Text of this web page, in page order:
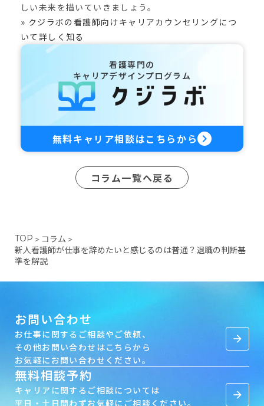
しい未来を描いていきましょう。
» クジラボの看護師向けキャリアカウンセリングにつ
いて詳しく知る
看護専門の
キャリアデザインプログラム
無料キャリア相談はこちらからkeyboard_arrow_right
コラム一覧へ戻る
TOP ＞ コラム ＞
新人看護師が仕事を辞めたいと感じるのは普通？退職の判断基
準を解説
お問い合わせ
お仕事に関するご相談やご依頼、
その他お問い合わせはこちらから
お気軽にお問い合わせください。
arrow_forward
無料相談予約
キャリアに関するご相談については
平日・土日問わずお気軽にご相談ください。
arrow_forward